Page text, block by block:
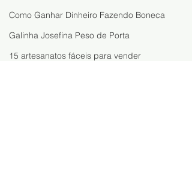
Como Ganhar Dinheiro Fazendo Boneca
Galinha Josefina Peso de Porta
15 artesanatos fáceis para vender